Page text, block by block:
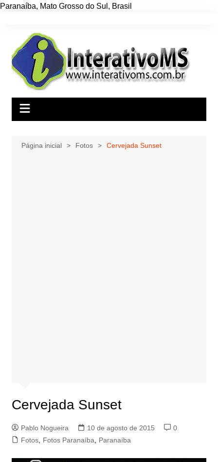
Paranaíba, Mato Grosso do Sul , Brasil
conteúdo
Página inicial Fotos Cervejada Sunset
Cervejada Sunset
Pablo Nogueira 10 de agosto de 2015
0
Fotos, Fotos Paranaíba Paranaíba